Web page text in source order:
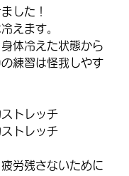
した！
えます。
体冷えた状態から
練習は怪我しやす
トレッチ
トレッチ
労残さないために